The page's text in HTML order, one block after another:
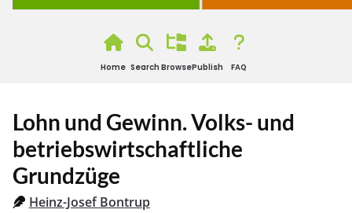
Home Search BrowsePublish FAQ
Lohn und Gewinn. Volks- und
betriebswirtschaftliche
Grundzüge
Heinz-Josef Bontrup